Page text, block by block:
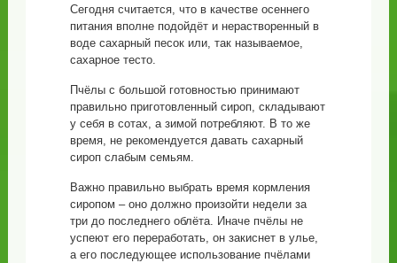
Сегодня считается, что в качестве осеннего
питания вполне подойдёт и нерастворенный в
воде сахарный песок или, так называемое,
сахарное тесто.
Пчёлы с большой готовностью принимают
правильно приготовленный сироп, складывают
у себя в сотах, а зимой потребляют. В то же
время, не рекомендуется давать сахарный
сироп слабым семьям.
Важно правильно выбрать время кормления
сиропом – оно должно произойти недели за
три до последнего облёта. Иначе пчёлы не
успеют его переработать, он закиснет в улье,
а его последующее использование пчёлами